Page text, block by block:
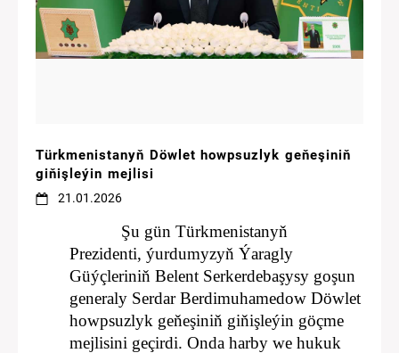
Türkmenistanyň Döwlet howpsuzlyk geňeşiniň
giňişleýin mejlisi
21.01.2026
Şu gün Türkmenistanyň
Prezidenti, ýurdumyzyň Ýaragly
Güýçleriniň Belent Serkerdebaşysy goşun
generaly Serdar Berdimuhamedow Döwlet
howpsuzlyk geňeşiniň giňişleýin göçme
mejlisini geçirdi. Onda harby we hukuk